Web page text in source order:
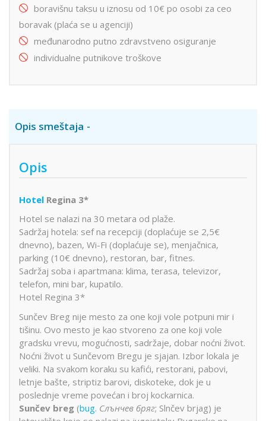
boravišnu taksu u iznosu od 10€ po osobi za ceo
boravak (plaća se u agenciji)
međunarodno putno zdravstveno osiguranje
individualne putnikove troškove
Opis smeštaja
Opis
Hotel Regina 3*
Hotel se nalazi na 30 metara od plaže.
Sadržaj hotela: sef na recepciji (doplaćuje se 2,5€
dnevno), bazen, Wi-Fi (doplaćuje se), menjačnica,
parking (10€ dnevno), restoran, bar, fitnes.
Sadržaj soba i apartmana: klima, terasa, televizor,
telefon, mini bar, kupatilo.
Hotel Regina 3*
Sunčev Breg nije mesto za one koji vole potpuni mir i
tišinu. Ovo mesto je kao stvoreno za one koji vole
gradsku vrevu, mogućnosti, sadržaje, dobar noćni život.
Noćni život u Sunčevom Bregu je sjajan. Izbor lokala je
veliki. Na svakom koraku su kafići, restorani, pabovi,
letnje bašte, striptiz barovi, diskoteke, dok je u
poslednje vreme povećan i broj kockarnica.
Sunčev breg (bug. Слънчев бряг; Slnčev brjag) je